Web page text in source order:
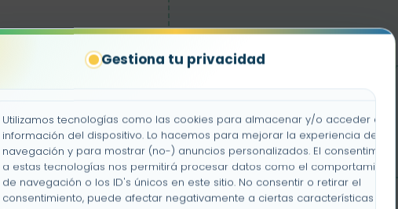
Gestiona tu privacidad
Utilizamos tecnologías como las cookies para almacenar y/o acceder a la
información del dispositivo. Lo hacemos para mejorar la experiencia de
navegación y para mostrar (no-) anuncios personalizados. El consentimiento
a estas tecnologías nos permitirá procesar datos como el comportamiento
de navegación o los ID's únicos en este sitio. No consentir o retirar el
consentimiento, puede afectar negativamente a ciertas características y
Luz